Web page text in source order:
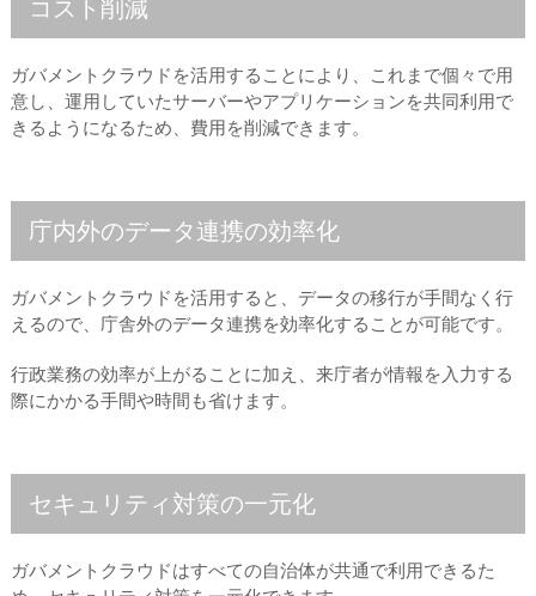
コスト削減
ガバメントクラウドを活用することにより、これまで個々で用
意し、運用していたサーバーやアプリケーションを共同利用で
きるようになるため、費用を削減できます。
庁内外のデータ連携の効率化
ガバメントクラウドを活用すると、データの移行が手間なく行
えるので、庁舎外のデータ連携を効率化することが可能です。
行政業務の効率が上がることに加え、来庁者が情報を入力する
際にかかる手間や時間も省けます。
セキュリティ対策の一元化
ガバメントクラウドはすべての自治体が共通で利用できるた